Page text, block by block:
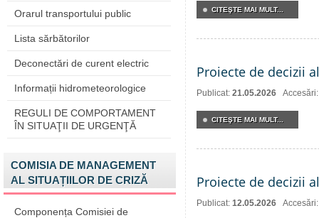
Orarul transportului public
Lista sărbătorilor
Deconectări de curent electric
Informații hidrometeorologice
REGULI DE COMPORTAMENT
ÎN SITUAŢII DE URGENŢĂ
COMISIA DE MANAGEMENT
AL SITUAȚIILOR DE CRIZĂ
Componența Comisiei de
CITEŞTE MAI MULT...
Proiecte de decizii
Publicat: 21.05.2026
CITEŞTE MAI MULT...
Proiecte de decizii
Publicat: 12.05.2026